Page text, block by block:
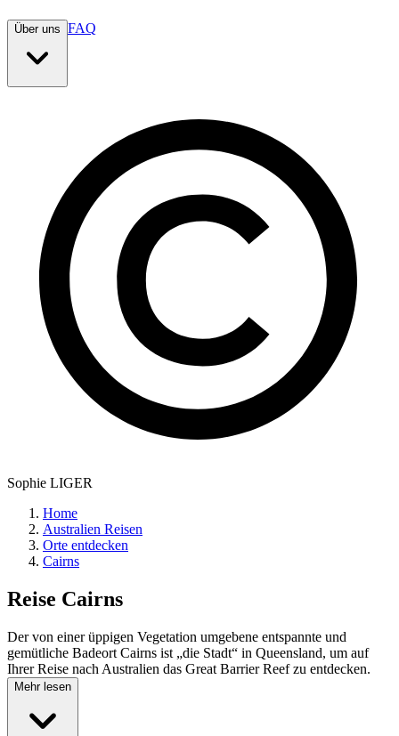
Über uns FAQ
Sophie LIGER
Home
Australien Reisen
Orte entdecken
Cairns
Reise Cairns
Der von einer üppigen Vegetation umgebene entspannte und
gemütliche Badeort Cairns ist „die Stadt“ in Queensland, um auf
Ihrer Reise nach Australien das Great Barrier Reef zu entdecken.
Mehr lesen